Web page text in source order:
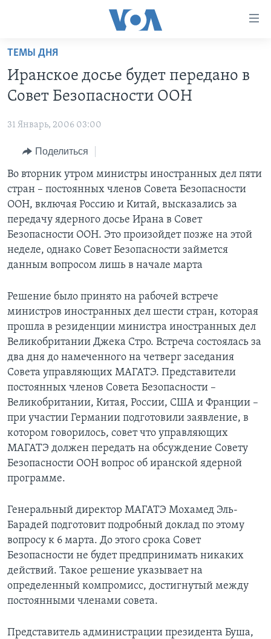
Перейти
основной
контент
навигации
Перейти
поиск
ПРОГРАММЫ
НОВОСТИ ЗА МИНУТУ
ИТОГИ
ПОЧЕМУ ЭТО ВАЖНО?
ДЕТАЛИ
НЬЮ-ЙОРК NEW YORK
АМЕРИКА. БОЛЬШОЕ ПУТЕШЕСТВИЕ
УЧИМ АНГЛИЙСКИЙ
НАША АМЕРИКАНСКАЯ ИСТОРИЯ
А КАК В АМЕРИКЕ?
АМЕРИКАНСКИЕ ГОРОДКИ
ТЕСТЫ
ЭКСПЕРТИЗА
ИНТЕРВЬЮ
ФАКТЫ ПРОТИВ ФЕЙКОВ
ЗА СВОБОДУ ПРЕССЫ
УЧИМ АНГЛИЙСКИЙ
ВИДЕО
ПОДПИСКА НА НОВОСТИ
Learning English
СОЦИАЛЬНЫЕ СЕТИ
Языки
ТЕМЫ ДНЯ
Иранское досье будет передано в
Совет Безопасности ООН
31 Январь, 2006 03:00
Поделиться
Во вторник утром министры иностранных дел пяти
стран – постоянных членов Совета Безопасности
ООН, включая Россию и Китай, высказались за
передачу ядерного досье Ирана в Совет
Безопасности ООН. Это произойдет позже на этой
неделе, однако Совет Безопасности займется
данным вопросом лишь в начале марта
Решение было принято на рабочей встрече
министров иностранных дел шести стран, которая
прошла в резиденции министра иностранных дел
Великобритании Джека Стро. Встреча состоялась за
два дня до намеченного на четверг заседания
Совета управляющих МАГАТЭ. Представители
постоянных членов Совета Безопасности –
Великобритании, Китая, России, США и Франции –
при участии Германии подготовили заявление, в
котором говорилось, совет что управляющих
МАГАТЭ должен передать на обсуждение Совету
Безопасности ООН вопрос об иранской ядерной
программе.
Генеральный директор МАГАТЭ Мохамед Эль-
Барадей подготовит подробный доклад по этому
вопросу к 6 марта. До этого срока Совет
Безопасности не будет предпринимать никаких
действий. Такое решение указывает на
определенный компромисс, достигнутый между
постоянными членами совета.
Представитель администрации президента Буша,